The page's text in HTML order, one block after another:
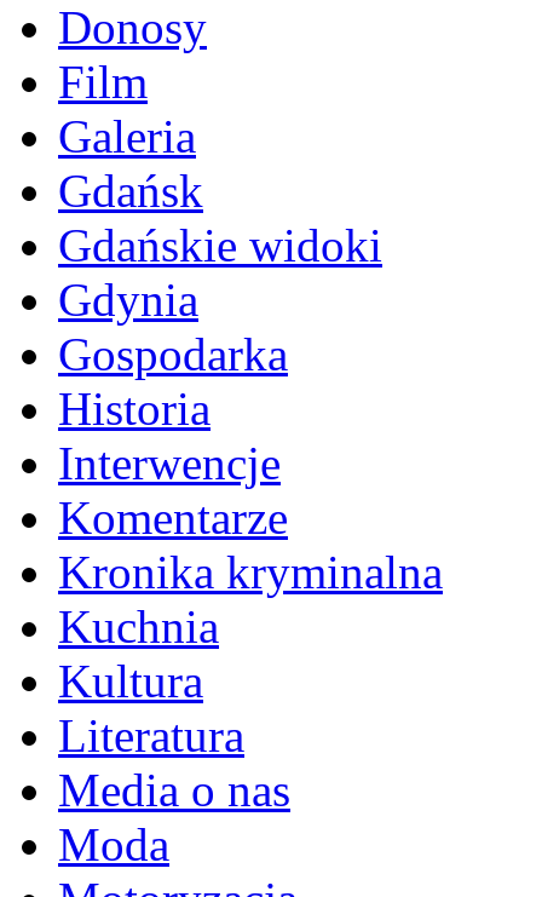
Donosy
Film
Galeria
Gdańsk
Gdańskie widoki
Gdynia
Gospodarka
Historia
Interwencje
Komentarze
Kronika kryminalna
Kuchnia
Kultura
Literatura
Media o nas
Moda